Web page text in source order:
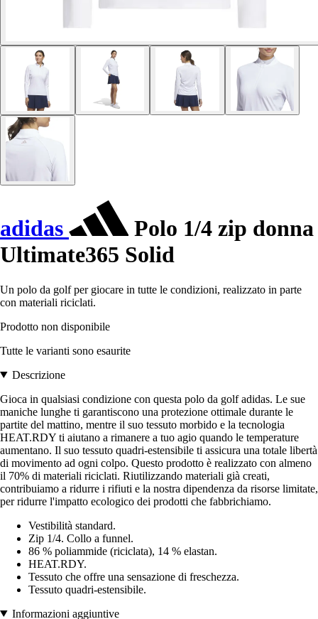
adidas
Polo 1/4 zip donna
Ultimate365 Solid
Un polo da golf per giocare in tutte le condizioni, realizzato in parte
con materiali riciclati.
Prodotto non disponibile
Tutte le varianti sono esaurite
Descrizione
Gioca in qualsiasi condizione con questa polo da golf adidas. Le sue
maniche lunghe ti garantiscono una protezione ottimale durante le
partite del mattino, mentre il suo tessuto morbido e la tecnologia
HEAT.RDY ti aiutano a rimanere a tuo agio quando le temperature
aumentano. Il suo tessuto quadri-estensibile ti assicura una totale libertà
di movimento ad ogni colpo. Questo prodotto è realizzato con almeno
il 70% di materiali riciclati. Riutilizzando materiali già creati,
contribuiamo a ridurre i rifiuti e la nostra dipendenza da risorse limitate,
per ridurre l'impatto ecologico dei prodotti che fabbrichiamo.
Vestibilità standard.
Zip 1/4. Collo a funnel.
86 % poliammide (riciclata), 14 % elastan.
HEAT.RDY.
Tessuto che offre una sensazione di freschezza.
Tessuto quadri-estensibile.
Informazioni aggiuntive